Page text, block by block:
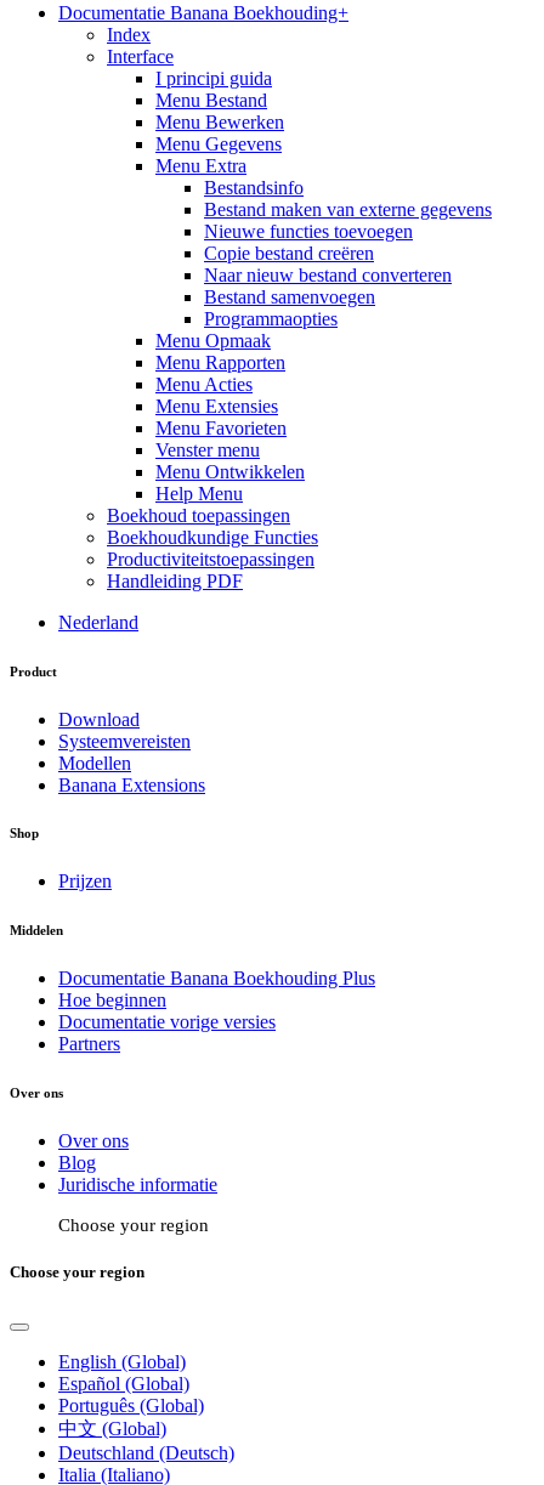
Documentatie Banana Boekhouding+
Index
Interface
I principi guida
Menu Bestand
Menu Bewerken
Menu Gegevens
Menu Extra
Bestandsinfo
Bestand maken van externe gegevens
Nieuwe functies toevoegen
Copie bestand creëren
Naar nieuw bestand converteren
Bestand samenvoegen
Programmaopties
Menu Opmaak
Menu Rapporten
Menu Acties
Menu Extensies
Menu Favorieten
Venster menu
Menu Ontwikkelen
Help Menu
Boekhoud toepassingen
Boekhoudkundige Functies
Productiviteitstoepassingen
Handleiding PDF
Nederland
Product
Download
Systeemvereisten
Modellen
Banana Extensions
Shop
Prijzen
Middelen
Documentatie Banana Boekhouding Plus
Hoe beginnen
Documentatie vorige versies
Partners
Over ons
Over ons
Blog
Juridische informatie
Choose your region
Choose your region
English (Global)
Español (Global)
Português (Global)
中文 (Global)
Deutschland (Deutsch)
Italia (Italiano)